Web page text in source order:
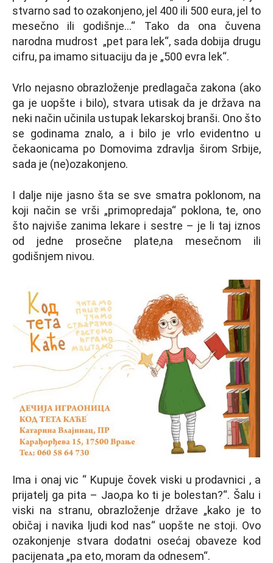
stvarno sad to ozakonjeno, jel 400 ili 500 eura, jel to
mesečno ili godišnje…“ Tako da ona čuvena
narodna mudrost „pet para lek“, sada dobija drugu
cifru, pa imamo situaciju da je „500 evra lek“.
Vrlo nejasno obrazloženje predlagača zakona (ako
ga je uopšte i bilo), stvara utisak da je država na
neki način učinila ustupak lekarskoj branši. Ono što
se godinama znalo, a i bilo je vrlo evidentno u
čekaonicama po Domovima zdravlja širom Srbije,
sada je (ne)ozakonjeno.
I dalje nije jasno šta se sve smatra poklonom, na
koji način se vrši „primopredaja“ poklona, te, ono
što najviše zanima lekare i sestre – je li taj iznos
od jedne prosečne plate,na mesečnom ili
godišnjem nivou.
Ima i onaj vic “ Kupuje čovek viski u prodavnici , a
prijatelj ga pita – Jao,pa ko ti je bolestan?“. Šalu i
viski na stranu, obrazloženje države „kako je to
običaj i navika ljudi kod nas“ uopšte ne stoji. Ovo
ozakonjenje stvara dodatni osećaj obaveze kod
pacijenata „pa eto, moram da odnesem“.